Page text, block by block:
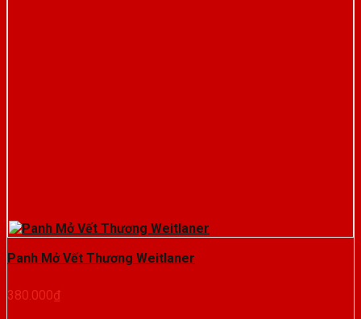
Panh Mở Vết Thương Weitlaner
380.000₫